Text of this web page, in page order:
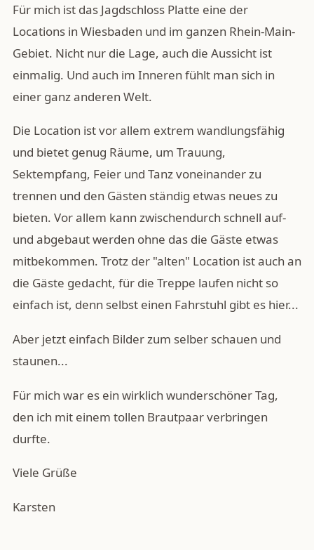
Für mich ist das Jagdschloss Platte eine der
Locations in Wiesbaden und im ganzen Rhein-Main-
Gebiet. Nicht nur die Lage, auch die Aussicht ist
einmalig. Und auch im Inneren fühlt man sich in
einer ganz anderen Welt.
Die Location ist vor allem extrem wandlungsfähig
und bietet genug Räume, um Trauung,
Sektempfang, Feier und Tanz voneinander zu
trennen und den Gästen ständig etwas neues zu
bieten. Vor allem kann zwischendurch schnell auf-
und abgebaut werden ohne das die Gäste etwas
mitbekommen. Trotz der "alten" Location ist auch an
die Gäste gedacht, für die Treppe laufen nicht so
einfach ist, denn selbst einen Fahrstuhl gibt es hier...
Aber jetzt einfach Bilder zum selber schauen und
staunen...
Für mich war es ein wirklich wunderschöner Tag,
den ich mit einem tollen Brautpaar verbringen
durfte.
Viele Grüße
Karsten